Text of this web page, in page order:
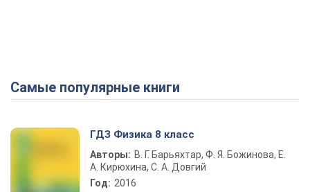
Самые популярные книги
ГДЗ Физика 8 класс
Авторы: В. Г. Барьяхтар, Ф. Я. Божинова, Е.
А. Кирюхина, С. А. Довгий
Год: 2016